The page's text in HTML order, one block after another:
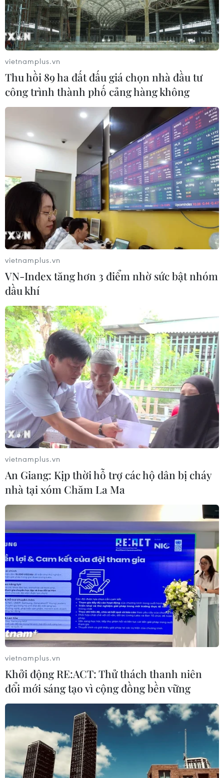
vietnamplus.vn
Thu hồi 89 ha đất đấu giá chọn nhà đầu tư
công trình thành phố cảng hàng không
vietnamplus.vn
VN-Index tăng hơn 3 điểm nhờ sức bật nhóm
dầu khí
vietnamplus.vn
An Giang: Kịp thời hỗ trợ các hộ dân bị cháy
nhà tại xóm Chăm La Ma
vietnamplus.vn
Khởi động RE:ACT: Thử thách thanh niên
đổi mới sáng tạo vì cộng đồng bền vững